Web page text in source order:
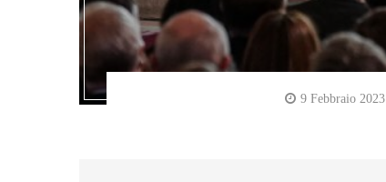
9 Febbraio 2023